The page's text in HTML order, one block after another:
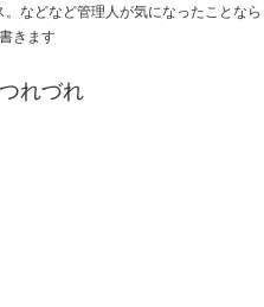
などなど管理人が気になったことなら
きます
れづれ